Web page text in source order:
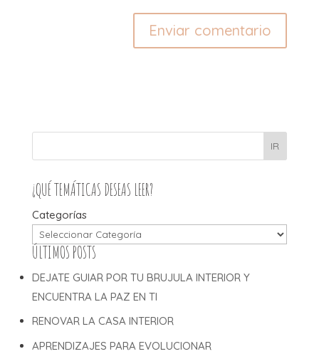
IR
¿QUÉ TEMÁTICAS DESEAS LEER?
Categorías
ÚLTIMOS POSTS
DEJATE GUIAR POR TU BRUJULA INTERIOR Y
ENCUENTRA LA PAZ EN TI
RENOVAR LA CASA INTERIOR
APRENDIZAJES PARA EVOLUCIONAR